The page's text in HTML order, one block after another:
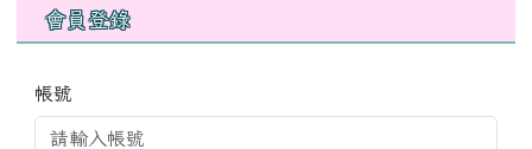
會員登錄
帳號